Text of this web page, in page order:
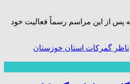
از این مراسم رسماً فعالیت خود
ناظر گمرکات استان خوزستان